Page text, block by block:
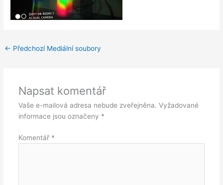
← Předchozí Mediální soubory
Napsat komentář
Vaše e-mailová adresa nebude zveřejněna. Vyžadované
informace jsou označeny *
Komentář *